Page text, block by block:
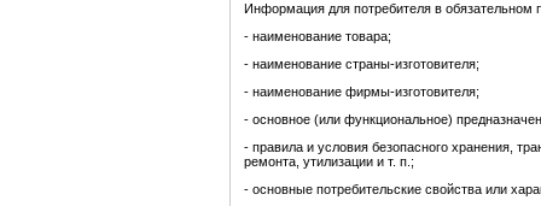
Информация для потребителя в
- наименование товара;
- наименование страны-изготовителя;
- наименование фирмы-изготовителя;
- основное (или функциональное)
- правила и условия безопасного хранения,
ремонта, утилизации и т. п.;
- основные потребительские свойства или